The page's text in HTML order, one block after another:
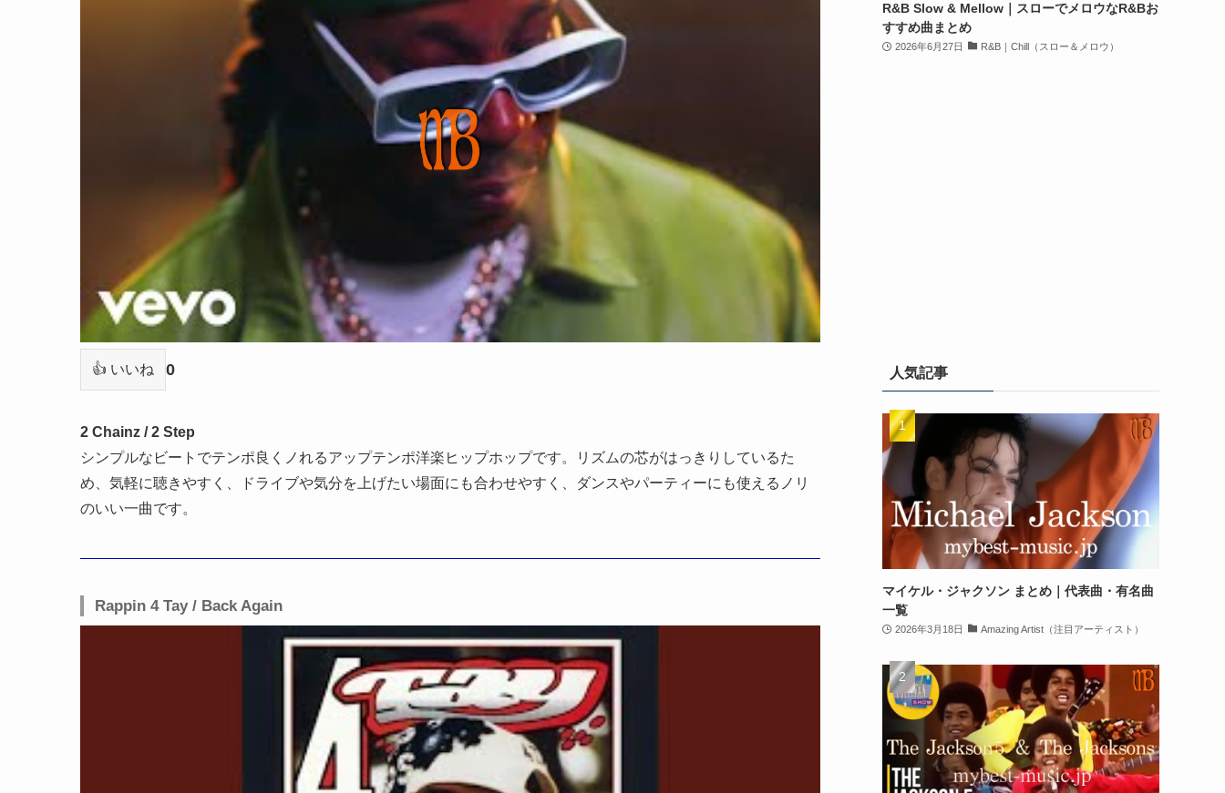
👍 いいね 0
2 Chainz / 2 Step
シンプルなビートでテンポ良くノれるアップテンポ洋楽ヒップホップです。リズムの芯がはっきりしているた
め、気軽に聴きやすく、ドライブや気分を上げたい場面にも合わせやすく、ダンスやパーティーにも使えるノリ
のいい一曲です。
Rappin 4 Tay / Back Again
R&B Slow & Mellow｜スローでメロウなR&Bお
すすめ曲まとめ
2026年6月27日 R&B｜Chill（スロー＆メロウ）
人気記事
マイケル・ジャクソン まとめ｜代表曲・有名曲
一覧
2026年3月18日 Amazing Artist（注目アーティスト）